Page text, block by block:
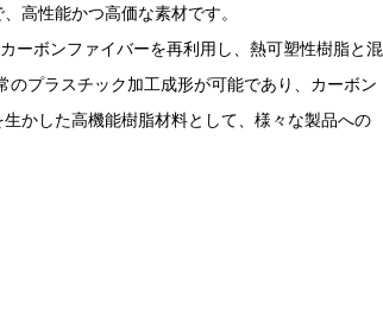
高性能かつ高価な素材です。
ーボンファイバーを再利用し、熱可塑性樹脂と混
プラスチック加工成形が可能であり、カーボン
かした高機能樹脂材料として、様々な製品への